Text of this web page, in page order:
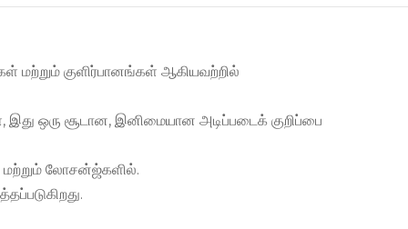
மற்றும் குளிர்பானங்கள் ஆகியவற்றில்
ஒரு சூடான, இனிமையான அடிப்படைக் குறிப்பை
மற்றும் லோசன்ஜ்களில்.